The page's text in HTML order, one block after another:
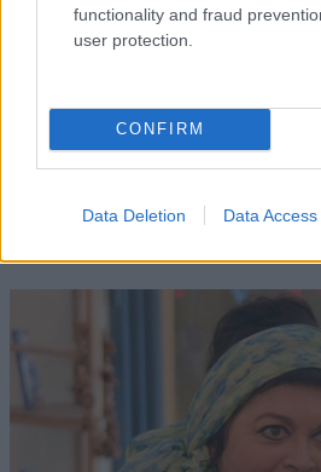
functionality and fraud
user protection.
CONFIRM
Data Deletion Data Access
08·08·2026 08:30
Ογκολόγοι προειδοποιούν:
βγάλετε από την